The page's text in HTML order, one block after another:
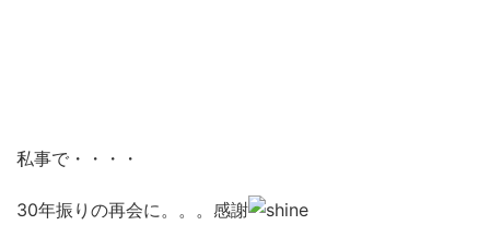
私事で・・・・
30年振りの再会に。。。感謝